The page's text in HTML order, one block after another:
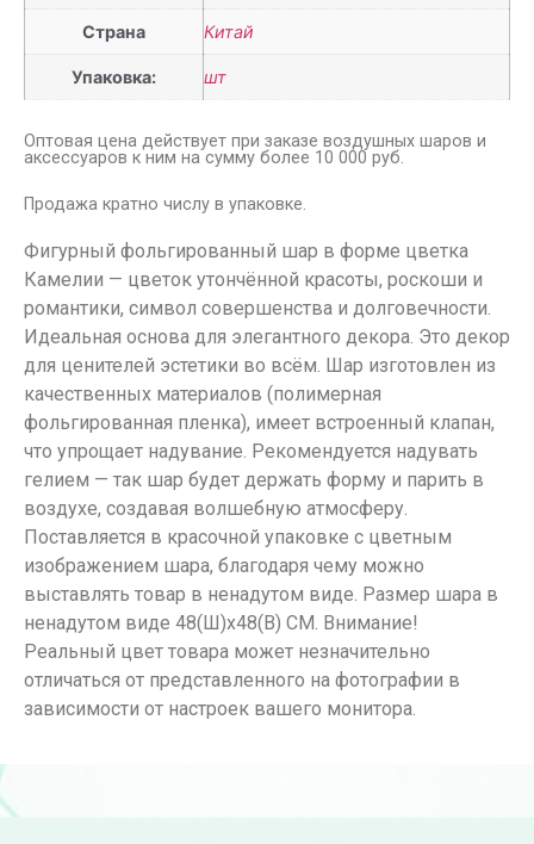
Страна Китай
Упаковка: шт
Оптовая цена действует при заказе воздушных шаров и
аксессуаров к ним на сумму более 10 000 руб.
Продажа кратно числу в упаковке.
Фигурный фольгированный шар в форме цветка
Камелии — цветок утончённой красоты, роскоши и
романтики, символ совершенства и долговечности.
Идеальная основа для элегантного декора. Это декор
для ценителей эстетики во всём. Шар изготовлен из
качественных материалов (полимерная
фольгированная пленка), имеет встроенный клапан,
что упрощает надувание. Рекомендуется надувать
гелием — так шар будет держать форму и парить в
воздухе, создавая волшебную атмосферу.
Поставляется в красочной упаковке с цветным
изображением шара, благодаря чему можно
выставлять товар в ненадутом виде. Размер шара в
ненадутом виде 48(Ш)x48(В) СМ. Внимание!
Реальный цвет товара может незначительно
отличаться от представленного на фотографии в
зависимости от настроек вашего монитора.